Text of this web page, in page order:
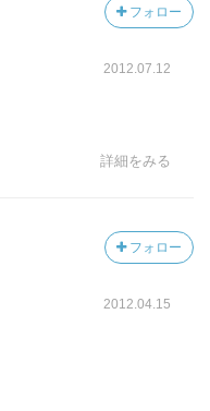
フォロー
2012.07.12
詳細をみる
フォロー
2012.04.15